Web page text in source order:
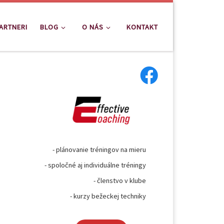
BLOG O NÁS KONTAKT
- plánovanie tréningov na mieru
- spoločné aj individuálne tréningy
- členstvo v klube
- kurzy bežeckej techniky